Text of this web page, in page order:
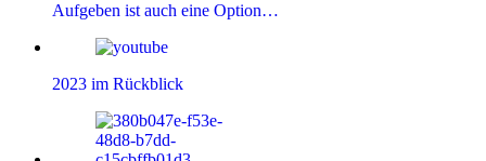
Aufgeben ist auch eine Option…
2023 im Rückblick